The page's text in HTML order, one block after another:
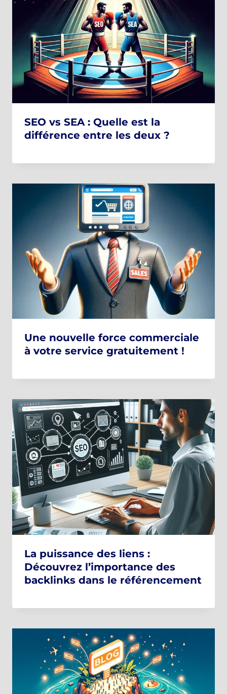
SEO vs SEA : Quelle est la
différence entre les deux ?
Une nouvelle force commerciale
à votre service gratuitement !
La puissance des liens :
Découvrez l’importance des
backlinks dans le référencement